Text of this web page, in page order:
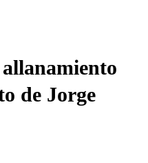
de Jorge